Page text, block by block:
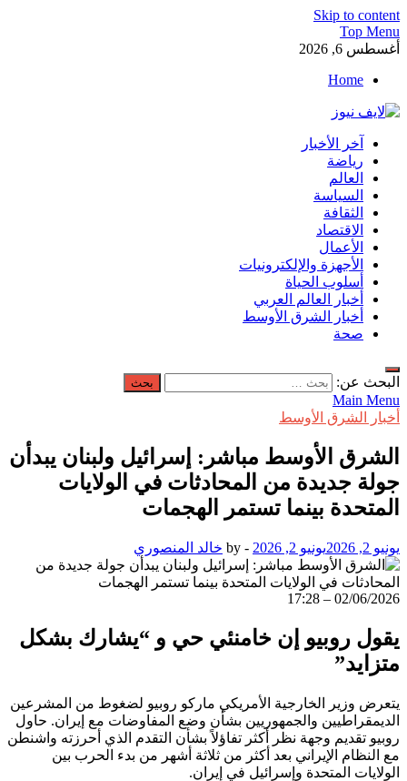
Skip to content
Top Menu
أغسطس 6, 2026
Home
لايف نيوز
آخر الأخبار العاجلة لحظة بلحظة من العالم العربي والعالم
آخر الأخبار
رياضة
العالم
السياسة
الثقافة
الاقتصاد
الأعمال
الأجهزة والإلكترونيات
أسلوب الحياة
أخبار العالم العربي
أخبار الشرق الأوسط
صحة
البحث عن:
Main Menu
أخبار الشرق الأوسط
الشرق الأوسط مباشر: إسرائيل ولبنان يبدأن
جولة جديدة من المحادثات في الولايات
المتحدة بينما تستمر الهجمات
يونيو 2, 2026 يونيو 2, 2026 -
by خالد المنصوري
02/06/2026 – 17:28
يقول روبيو إن خامنئي حي و “يشارك بشكل
متزايد”
يتعرض وزير الخارجية الأمريكي ماركو روبيو لضغوط من المشرعين
الديمقراطيين والجمهوريين بشأن وضع المفاوضات مع إيران. حاول
روبيو تقديم وجهة نظر أكثر تفاؤلاً بشأن التقدم الذي أحرزته واشنطن
مع النظام الإيراني بعد أكثر من ثلاثة أشهر من بدء الحرب بين
الولايات المتحدة وإسرائيل في إيران.